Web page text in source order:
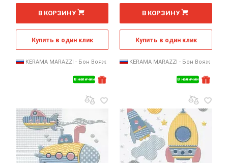
В наличии
шт
В КОРЗИНУ
Купить в один клик
KERAMA MARAZZI - Бон Вояж
В наличии
шт
В КОРЗИНУ
Купить в один клик
KERAMA MARAZZI - Бон Вояж